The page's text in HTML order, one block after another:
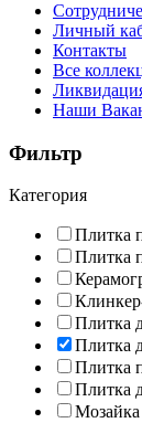
Личный
Контакты
Все
Наши
Фильтр
Категория
Плитка
Плитка
Плитка
Плитка
Плитка
Плитка
Мозайка